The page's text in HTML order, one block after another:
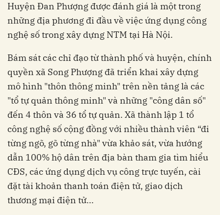
Huyện Đan Phượng được đánh giá là một trong
những địa phương đi đầu về việc ứng dụng công
nghệ số trong xây dựng NTM tại Hà Nội.
Bám sát các chỉ đạo từ thành phố và huyện, chính
quyền xã Song Phượng đã triển khai xây dựng
mô hình "thôn thông minh" trên nền tảng là các
"tổ tự quản thông minh" và những "công dân số"
đến 4 thôn và 36 tổ tự quản. Xã thành lập 1 tổ
công nghệ số cộng đồng với nhiều thành viên “đi
từng ngõ, gõ từng nhà" vừa khảo sát, vừa hướng
dẫn 100% hộ dân trên địa bàn tham gia tìm hiểu
CĐS, các ứng dụng dịch vụ công trực tuyến, cài
đặt tài khoản thanh toán điện tử, giao dịch
thương mại điện tử...